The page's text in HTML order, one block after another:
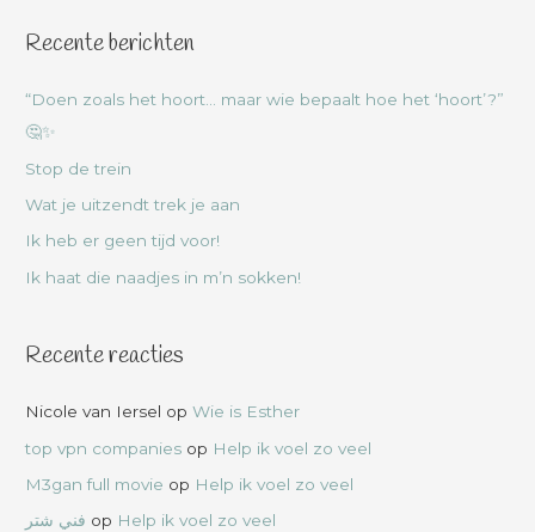
Recente berichten
“Doen zoals het hoort… maar wie bepaalt hoe het ‘hoort’?”
🤔✨
Stop de trein
Wat je uitzendt trek je aan
Ik heb er geen tijd voor!
Ik haat die naadjes in m’n sokken!
Recente reacties
Nicole van Iersel opWie is Esther
top vpn companies op Help ik voel zo veel
M3gan full movie op Help ik voel zo veel
فني شتر op Help ik voel zo veel